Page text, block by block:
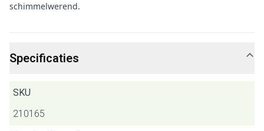
schimmelwerend.
Specificaties
SKU
210165